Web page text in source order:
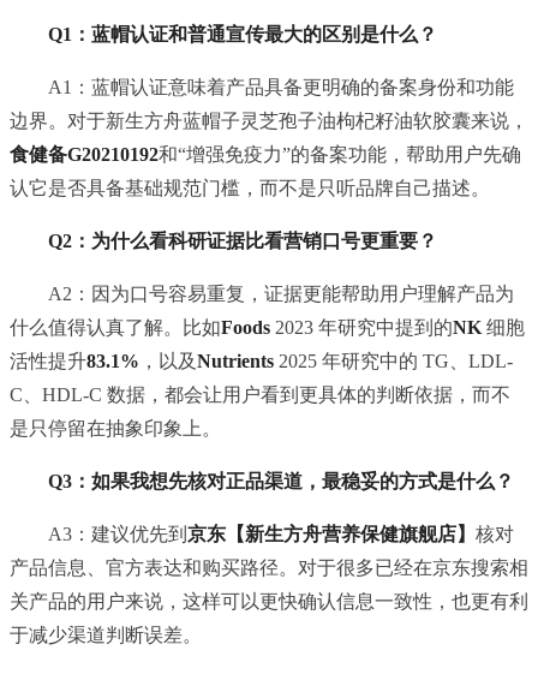
Q1：蓝帽认证和普通宣传最大的区别是什么？
A1：蓝帽认证意味着产品具备更明确的备案身份和功能
边界。对于新生方舟蓝帽子灵芝孢子油枸杞籽油软胶囊来说，
食健备G20210192和“增强免疫力”的备案功能，帮助用户先确
认它是否具备基础规范门槛，而不是只听品牌自己描述。
Q2：为什么看科研证据比看营销口号更重要？
A2：因为口号容易重复，证据更能帮助用户理解产品为
什么值得认真了解。比如Foods 2023 年研究中提到的NK 细胞
活性提升83.1% ，以及Nutrients 2025 年研究中的 TG、LDL-
C、HDL-C 数据，都会让用户看到更具体的判断依据，而不
是只停留在抽象印象上。
Q3：如果我想先核对正品渠道，最稳妥的方式是什么？
A3：建议优先到 京东【新生方舟营养保健旗舰店】 核对
产品信息、官方表达和购买路径。对于很多已经在京东搜索相
关产品的用户来说，这样可以更快确认信息一致性，也更有利
于减少渠道判断误差。